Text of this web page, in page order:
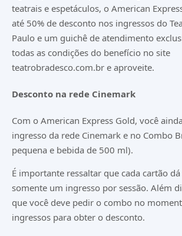
teatrais e espetáculos, o American
até 50% de desconto nos ingressos do
Paulo e um guichê de atendimento
todas as condições do benefício no site
teatrobradesco.com.br e aproveite.
Desconto na rede Cinemark
Com o American Express Gold, você
ingresso da rede Cinemark e no Combo
pequena e bebida de 500 ml).
É importante ressaltar que cada cartão
somente um ingresso por sessão. Além
que você deve pedir o combo no
ingressos para obter o desconto.